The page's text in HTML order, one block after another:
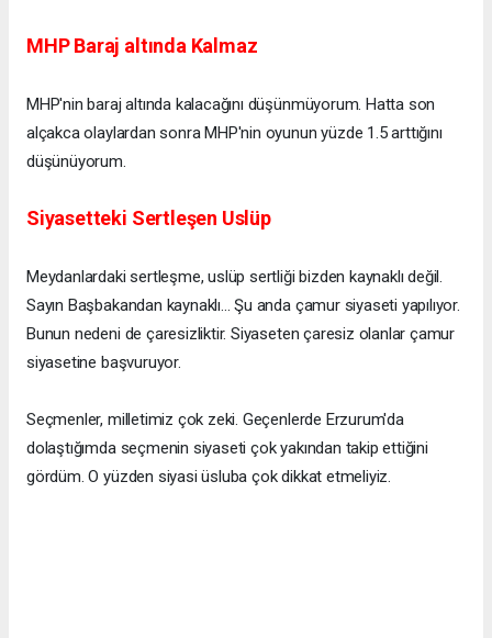
MHP Baraj altında Kalmaz
MHP'nin baraj altında kalacağını düşünmüyorum. Hatta son
alçakca olaylardan sonra MHP'nin oyunun yüzde 1.5 arttığını
düşünüyorum.
Siyasetteki Sertleşen Uslüp
Meydanlardaki sertleşme, uslüp sertliği bizden kaynaklı değil.
Sayın Başbakandan kaynaklı... Şu anda çamur siyaseti yapılıyor.
Bunun nedeni de çaresizliktir. Siyaseten çaresiz olanlar çamur
siyasetine başvuruyor.
Seçmenler, milletimiz çok zeki. Geçenlerde Erzurum'da
dolaştığımda seçmenin siyaseti çok yakından takip ettiğini
gördüm. O yüzden siyasi üsluba çok dikkat etmeliyiz.